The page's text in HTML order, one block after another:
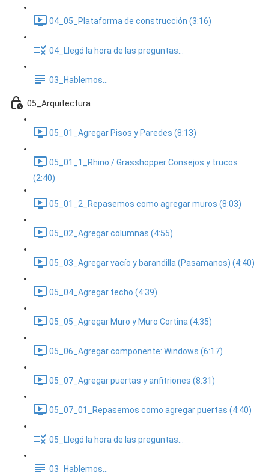
04_05_Plataforma de construcción (3:16)
04_Llegó la hora de las preguntas...
03_Hablemos...
05_Arquitectura
05_01_Agregar Pisos y Paredes (8:13)
05_01_1_Rhino / Grasshopper Consejos y trucos
(2:40)
05_01_2_Repasemos como agregar muros (8:03)
05_02_Agregar columnas (4:55)
05_03_Agregar vacío y barandilla (Pasamanos) (4:40)
05_04_Agregar techo (4:39)
05_05_Agregar Muro y Muro Cortina (4:35)
05_06_Agregar componente: Windows (6:17)
05_07_Agregar puertas y anfitriones (8:31)
05_07_01_Repasemos como agregar puertas (4:40)
05_Llegó la hora de las preguntas...
03_Hablemos...